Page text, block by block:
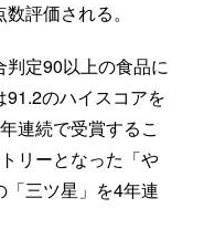
評価される。
定90以上の食品に
のハイスコアを
連続で受賞するこ
リーとなった「や
「三ツ星」を4年連